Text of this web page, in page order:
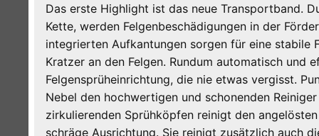
Das erste Highlight ist das neue Transportband.
Kette, werden Felgenbeschädigungen in der
integrierten Aufkantungen sorgen für eine stabile
Kratzer an den Felgen. Rundum automatisch
Felgensprüheinrichtung, die nie etwas vergisst.
Nebel den hochwertigen und schonenden
zirkulierenden Sprühköpfen reinigt den
schräge Ausrichtung. Sie reinigt zusätzlich auch